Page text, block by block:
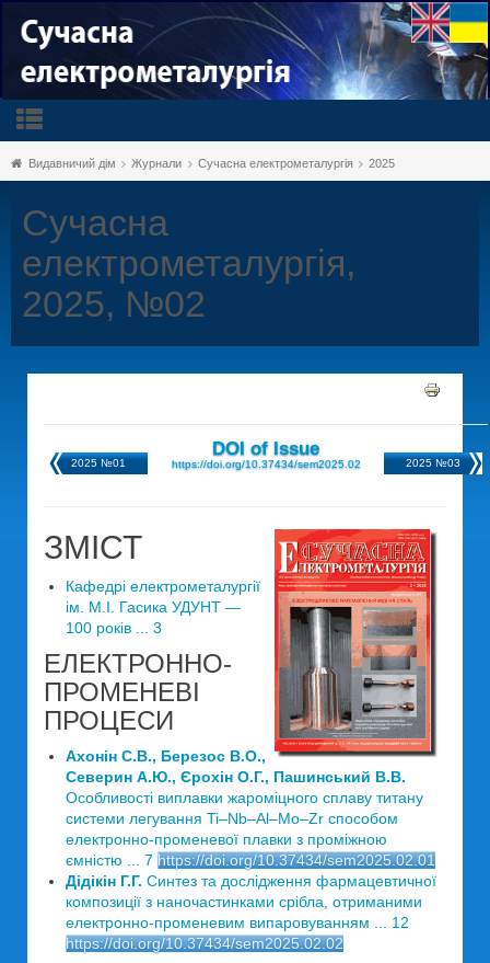
Видавничий дім Журнали Сучасна електрометалургія 2025
Сучасна
електрометалургія,
2025, №02
2025 №01
DOI of Issue
https://doi.org/10.37434/sem2025.02 2025 №03
ЗМІСТ
Кафедрі електрометалургії
ім. М.І. Гасика УДУНТ —
100 років ... 3
ЕЛЕКТРОННО-
ПРОМЕНЕВІ
ПРОЦЕСИ
Ахонін С.В., Березос В.О.,
Северин А.Ю., Єрохін О.Г., Пашинський В.В.
Особливості виплавки жароміцного сплаву титану
системи легування Ti–Nb–Al–Mo–Zr способом
електронно-променевої плавки з проміжною
ємністю ... 7 https://doi.org/10.37434/sem2025.02.01
Дідікін Г.Г. Синтез та дослідження фармацевтичної
композиції з наночастинками срібла, отриманими
електронно-променевим випаровуванням ... 12
https://doi.org/10.37434/sem2025.02.02